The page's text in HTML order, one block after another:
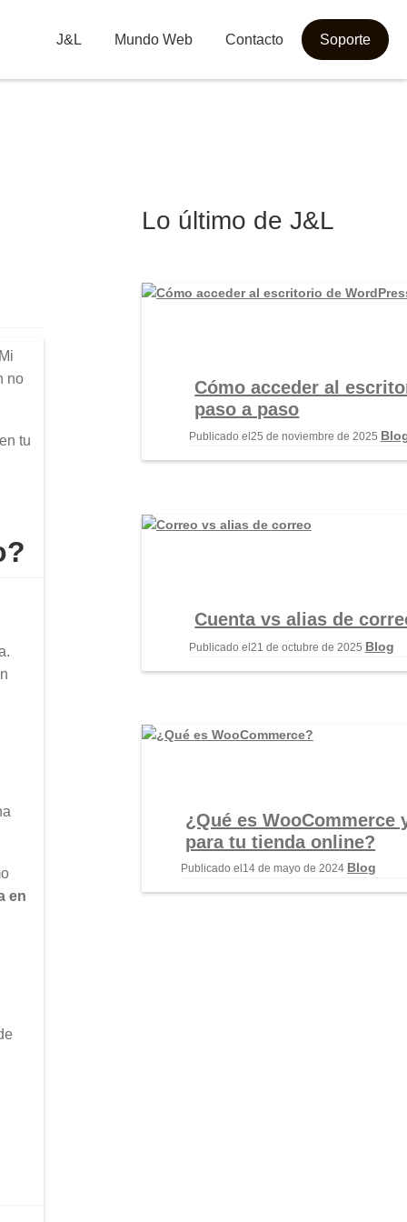
J&L Mundo Web Contacto Soporte
no
tu
en
Lo último de J&L
Cómo acceder al
paso a paso
Publicado el 25 de noviembre de 2025
Cuenta vs alias de
Publicado el21 de octubre de 2025 Blog
¿Qué es WooCommerce
para tu tienda online?
Publicado el14 de mayo de 2024 Blog